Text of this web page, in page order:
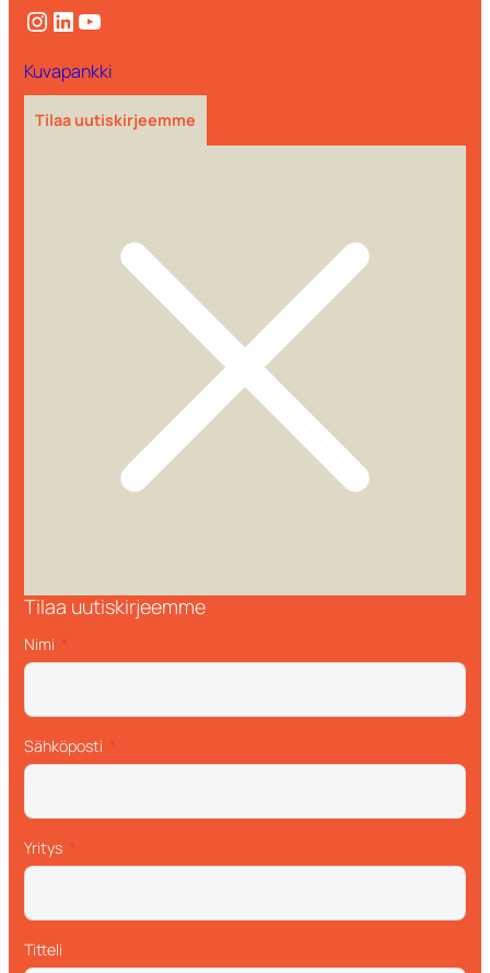
Instagram LinkedIn YouTube
Kuvapankki
Tilaa uutiskirjeemme
Tilaa uutiskirjeemme
Nimi
Sähköposti
Yritys
Titteli